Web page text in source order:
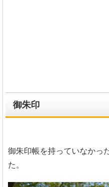
御朱印
御朱印帳を持っていなかっ
た。